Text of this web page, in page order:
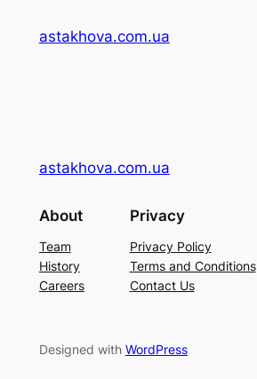
astakhova.com.ua
astakhova.com.ua
About
Team
History
Careers
Privacy
Privacy Policy
Terms and Conditions
Contact Us
Designed with WordPress